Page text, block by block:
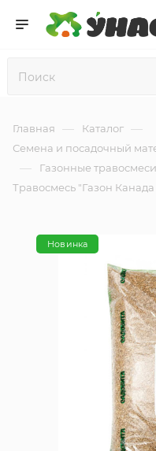
Главная — Каталог —
Семена и посадочный
— Газонные травосмеси
Травосмесь "Газон
Новинка